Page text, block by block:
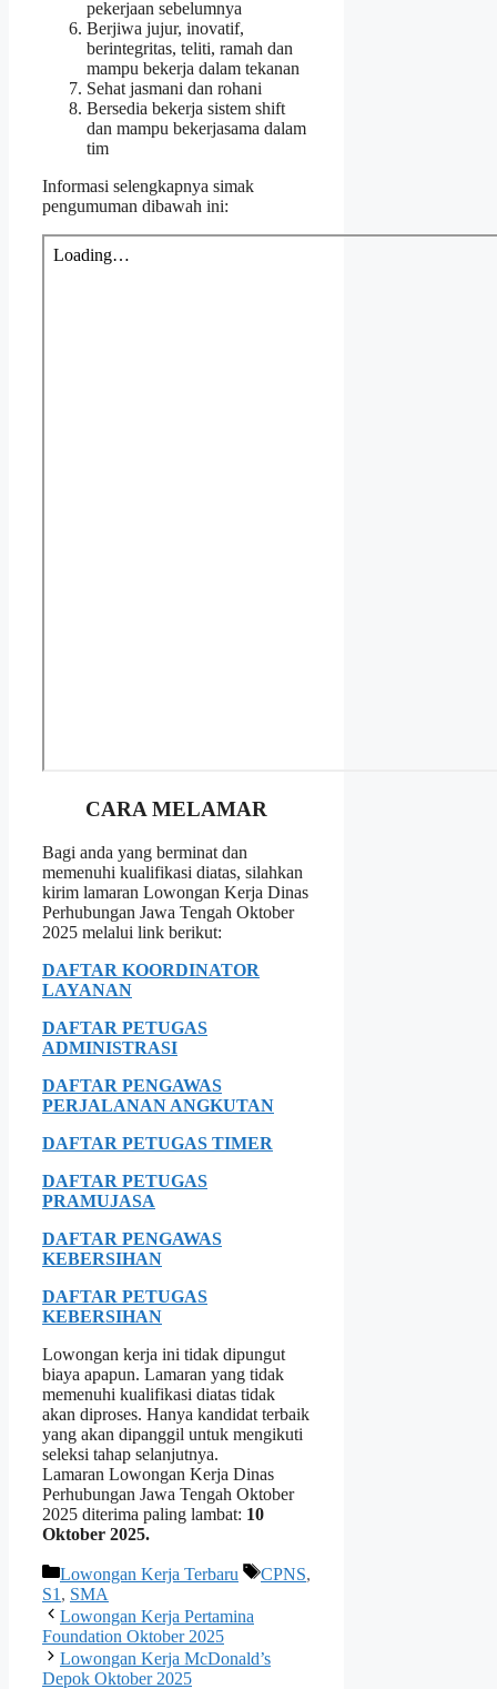
pekerjaan sebelumnya
Berjiwa jujur, inovatif,
berintegritas, teliti, ramah dan
mampu bekerja dalam tekanan
Sehat jasmani dan rohani
Bersedia bekerja sistem shift
dan mampu bekerjasama dalam
tim
Informasi selengkapnya simak
pengumuman dibawah ini:
CARA MELAMAR
Bagi anda yang berminat dan
memenuhi kualifikasi diatas, silahkan
kirim lamaran Lowongan Kerja Dinas
Perhubungan Jawa Tengah Oktober
2025 melalui link berikut:
DAFTAR KOORDINATOR
LAYANAN
DAFTAR PETUGAS
ADMINISTRASI
DAFTAR PENGAWAS
PERJALANAN ANGKUTAN
DAFTAR PETUGAS TIMER
DAFTAR PETUGAS
PRAMUJASA
DAFTAR PENGAWAS
KEBERSIHAN
DAFTAR PETUGAS
KEBERSIHAN
Lowongan kerja ini tidak dipungut
biaya apapun. Lamaran yang tidak
memenuhi kualifikasi diatas tidak
akan diproses. Hanya kandidat terbaik
yang akan dipanggil untuk mengikuti
seleksi tahap selanjutnya.
Lamaran Lowongan Kerja Dinas
Perhubungan Jawa Tengah Oktober
2025 diterima paling lambat: 10
Oktober 2025.
Kategori
Lowongan Kerja Terbaru Tag
CPNS,
S1 , SMA
Lowongan Kerja Pertamina
Foundation Oktober 2025
Lowongan Kerja McDonald’s
Depok Oktober 2025